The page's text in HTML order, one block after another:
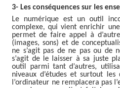
3- Les conséquences sur les
Le numérique est un outil
complexe, qui vient enrichir
permet de faire appel à
(images, sons) et de
ne s’agit pas de ne pas ou de
s’agit de le laisser à sa juste
outil parmi tant d’autres,
niveaux d’études et surtout les
l’ordinateur ne remplacera pas